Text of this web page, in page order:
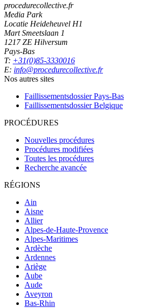
procedurecollective.fr
Media Park
Locatie Heideheuvel H1
Mart Smeetslaan 1
1217 ZE Hilversum
Pays-Bas
T: +31(0)85-3330016
E: info@procedurecollective.fr
Nos autres sites
Faillissementsdossier Pays-Bas
Faillissementsdossier Belgique
PROCÉDURES
Nouvelles procédures
Procédures modifiées
Toutes les procédures
Recherche avancée
RÉGIONS
Ain
Aisne
Allier
Alpes-de-Haute-Provence
Alpes-Maritimes
Ardèche
Ardennes
Ariège
Aube
Aude
Aveyron
Bas-Rhin